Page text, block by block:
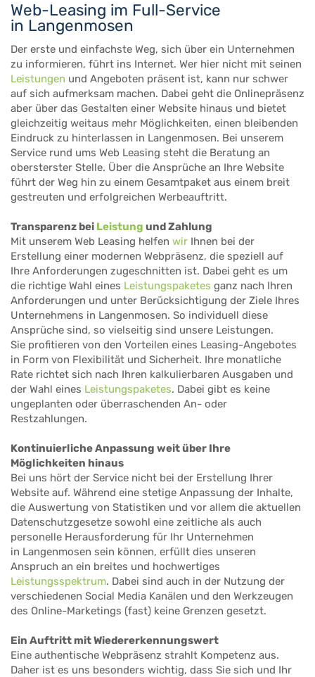
Web-Leasing im Full-Service
in Langenmosen
Der erste und einfachste Weg, sich über ein Unternehmen
zu informieren, führt ins Internet. Wer hier nicht mit seinen
Leistungen und Angeboten präsent ist, kann nur schwer
auf sich aufmerksam machen. Dabei geht die Onlinepräsenz
aber über das Gestalten einer Website hinaus und bietet
gleichzeitig weitaus mehr Möglichkeiten, einen bleibenden
Eindruck zu hinterlassen in Langenmosen. Bei unserem
Service rund ums Web Leasing steht die Beratung an
obersterster Stelle. Über die Ansprüche an Ihre Website
führt der Weg hin zu einem Gesamtpaket aus einem breit
gestreuten und erfolgreichen Werbeauftritt.
Transparenz bei Leistung und Zahlung
Mit unserem Web Leasing helfen wir Ihnen bei der
Erstellung einer modernen Webpräsenz, die speziell auf
Ihre Anforderungen zugeschnitten ist. Dabei geht es um
die richtige Wahl eines Leistungspaketes ganz nach Ihren
Anforderungen und unter Berücksichtigung der Ziele Ihres
Unternehmens in Langenmosen. So individuell diese
Ansprüche sind, so vielseitig sind unsere Leistungen.
Sie profitieren von den Vorteilen eines Leasing-Angebotes
in Form von Flexibilität und Sicherheit. Ihre monatliche
Rate richtet sich nach Ihren kalkulierbaren Ausgaben und
der Wahl eines Leistungspaketes. Dabei gibt es keine
ungeplanten oder überraschenden An- oder
Restzahlungen.
Kontinuierliche Anpassung weit über Ihre
Möglichkeiten hinaus
Bei uns hört der Service nicht bei der Erstellung Ihrer
Website auf. Während eine stetige Anpassung der Inhalte,
die Auswertung von Statistiken und vor allem die aktuellen
Datenschutzgesetze sowohl eine zeitliche als auch
personelle Herausforderung für Ihr Unternehmen
in Langenmosen sein können, erfüllt dies unseren
Anspruch an ein breites und hochwertiges
Leistungsspektrum. Dabei sind auch in der Nutzung der
verschiedenen Social Media Kanälen und den Werkzeugen
des Online-Marketings (fast) keine Grenzen gesetzt.
Ein Auftritt mit Wiedererkennungswert
Eine authentische Webpräsenz strahlt Kompetenz aus.
Daher ist es uns besonders wichtig, dass Sie sich und Ihr